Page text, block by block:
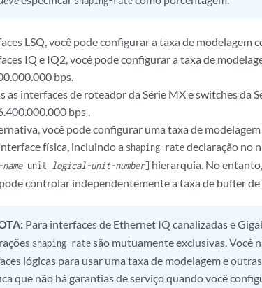
LSQ, você pode configurar a taxa de modelagem
IQ e IQ2, você pode configurar a taxa de
bps.
as interfaces de roteador da Série MX e switches da
bps .
você pode configurar uma taxa de
física, incluindo a shaping-ratedeclaração no
unit logical-unit-number] hierarquia. No
controlar independentemente a taxa de buffer
Para interfaces de Ethernet IQ canalizadas e
shaping-ratesão mutuamente exclusivas. Você
lógicas para usar uma taxa de modelagem e
que não há garantias de serviço quando você